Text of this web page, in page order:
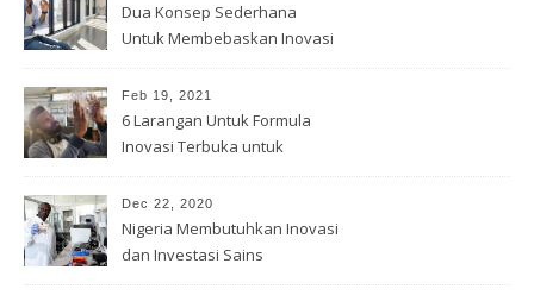
Dua Konsep Sederhana
Untuk Membebaskan Inovasi
Feb 19, 2021
6 Larangan Untuk Formula
Inovasi Terbuka untuk
Dec 22, 2020
Nigeria Membutuhkan Inovasi
dan Investasi Sains